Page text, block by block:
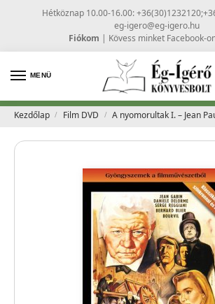
Hétköznap 10.00-16.00:
eg-igero@eg-igero.hu
Fiókom | Kövess minket Facebook-
MENÜ
Kezdőlap / Film DVD / A nyomorultak I. – Jean